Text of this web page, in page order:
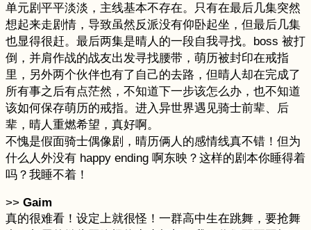
单元剧平平淡淡，主线基本不存在。只有在最后几集突然
想起来走剧情，导致虽然反派没有仰卧起坐，但最后几集
也显得很赶。最后两集是晴人的一段自我寻找。boss 被打
倒，并肩作战的战友出发寻找腰带，萌历被封印在戒指
里，另外两个伙伴也有了自己的去路，但晴人却在完成了
所有事之后有点茫然，不知道下一步该怎么办，也不知道
该如何保存萌历的戒指。进入异世界遇见骑士前辈、后
辈，晴人重燃希望，真好啊。
不愧是假面骑士偶像剧，晴历俩人的感情线真不错！但为
什么人外没有 happy ending 啊东映？这样的剧本你睡得着
吗？我睡不着！
>> Gaim
真的很难看！设定上就很怪！一群高中生在跳舞，要抢舞